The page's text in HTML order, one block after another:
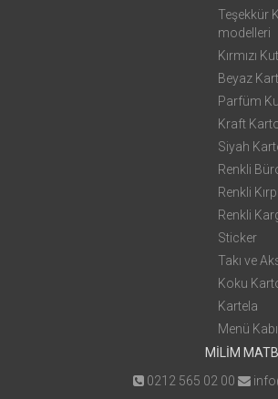
Teşekkür
modelleri
Kırmızı
Beyaz
Parfüm
Kraft
Siyah
Renkli
Renkli
Renkli
Sticker
Takı ve
Koku
Kartela
Menü Kabı
MİLİM
0212 565 02 00